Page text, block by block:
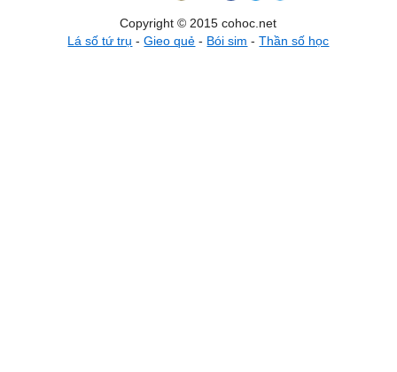
Copyright © 2015 cohoc.net
Lá số tứ trụ -Gieo quẻ - Bói sim -Thần số học